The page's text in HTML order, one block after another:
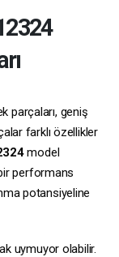
parçaları, geniş
farklı özellikler
model
performans
potansiyeline
uymuyor olabilir.